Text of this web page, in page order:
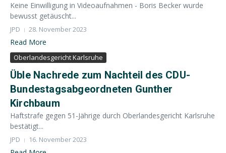
Keine Einwilligung in Videoaufnahmen - Boris Becker wurde
bewusst getäuscht...
JPD 28. November 2023
Read More
Oberlandesgericht Karlsruhe
Üble Nachrede zum Nachteil des CDU-
Bundestagsabgeordneten Gunther
Kirchbaum
Haftstrafe gegen 51-Jährige durch Oberlandesgericht Karlsruhe
bestätigt...
JPD 16. November 2023